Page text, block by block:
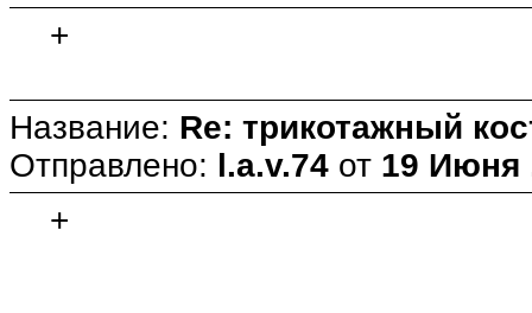
+
Название: Re: трикотажный
Отправлено: l.a.v.74 от 19 Июня
+